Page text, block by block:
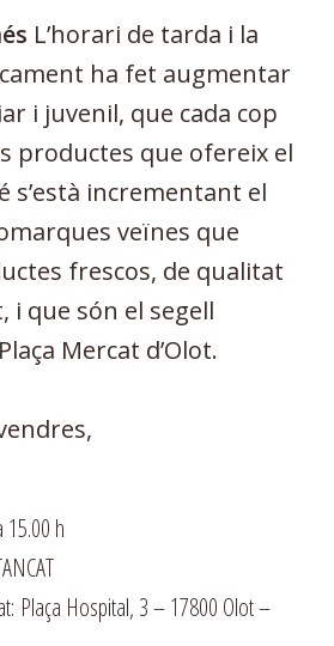
L’horari de tarda i la
ha fet augmentar
i juvenil, que cada cop
productes que ofereix el
s’està incrementant el
veïnes que
frescos, de qualitat
i que són el segell
Mercat d’Olot.
15.00 h
Plaça Hospital, 3 – 17800 Olot –